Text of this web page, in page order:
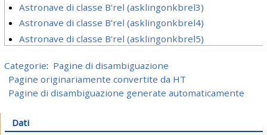
Astronave di classe B'rel (asklingonkbrel3)
Astronave di classe B'rel (asklingonkbrel4)
Astronave di classe B'rel (asklingonkbrel5)
Categorie: Pagine di disambiguazione
Pagine originariamente convertite da HT
Pagine di disambiguazione generate automaticamente
Dati